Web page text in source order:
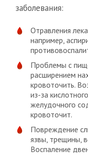
заболевания:
Отравления
например,
Проблемы с
расширением
кровоточить.
из-за
желудочного
кровоточит.
Повреждение
язвы, трещины,
Воспаление